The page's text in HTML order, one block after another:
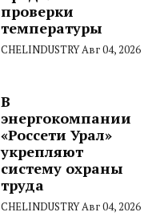
проверки
температуры
CHELINDUSTRYАвг 04, 2026
В
энергокомпании
«Россети Урал»
укрепляют
систему охраны
труда
CHELINDUSTRYАвг 04, 2026